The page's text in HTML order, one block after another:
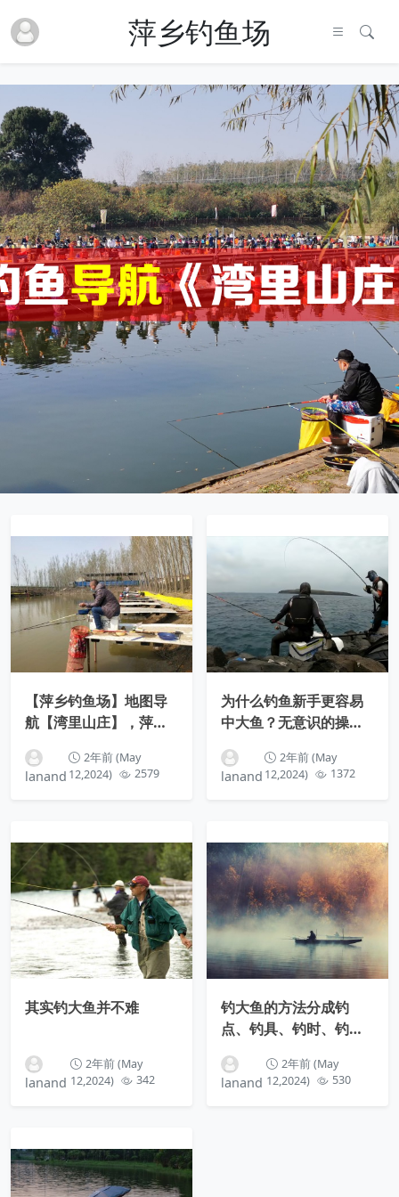
萍乡钓鱼场
【萍乡钓鱼场】地图导
航【湾里山庄】，萍乡
lanand
2年前 (May
12,2024)
2579
为什么钓鱼新手更容易
中大鱼？无意识的操作
lanand
2年前 (May
12,2024)
1372
其实钓大鱼并不难
lanand
2年前 (May
12,2024)
342
钓大鱼的方法分成钓
点、钓具、钓时、钓法
lanand
2年前 (May
12,2024)
530